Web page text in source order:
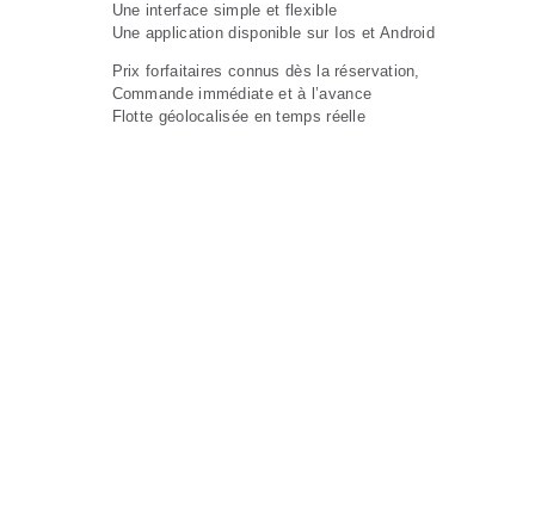
Une interface simple et flexible
Une application disponible sur Ios et Android
Prix forfaitaires connus dès la réservation,
Commande immédiate et à l’avance
Flotte géolocalisée en temps réelle